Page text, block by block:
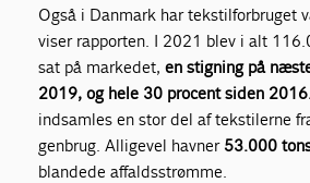
Også i Danmark har tekstilforbruget
viser rapporten. I 2021 blev i alt
sat på markedet,en stigning på
2019, og hele 30 procent siden
indsamles en stor del af tekstilerne
genbrug. Alligevel havner 53.000
blandede affaldsstrømme.